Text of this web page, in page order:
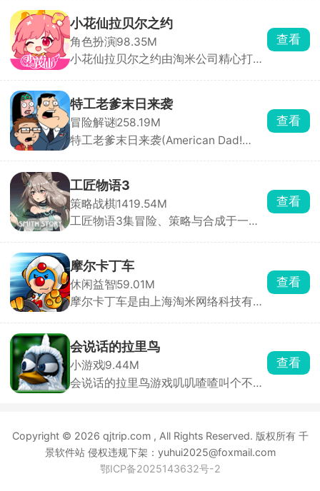
此版本中都能遇见，还有许多熟悉的场
景都会逐一登场。游戏内的地图都是随
机生成的，冒险也充满了随机性，对抗
各种各样的怪物，收集足够的资源，探
小花仙拉贝尔之约
角色扮演98.35M
小花仙拉贝尔之约由淘米公司精心打
式二次元的唯美画风，营造出出色质
感，带你沉浸闲适世界。它完美移植小
花仙内容玩法，以花仙世界为背景，融
合种植、剧情、换装等丰富元素。
查看
特工老爹末日来袭
冒险解谜258.19M
特工老爹末日来袭(American Dad!
陷。你将扮演搞笑特工老爸，在自家地
下建造秘密基地，收集物资、制造武器
装备，打造专属地下家园。同时组建战
斗队伍，在地图上探索，与外星军团正
查看
工匠物语3
策略战棋1419.54M
工匠物语3集冒险、策略与合成于一
核心，玩家需收集魔物素材、锻造书
等，合成精炼武器装备与药水。新增裁
缝、炼金、魔法合成等多元玩法，让游
戏体验更加丰富。操作轻松便捷，采用
积累资源。
查看
摩尔卡丁车
休闲益智59.01M
摩尔卡丁车是由上海淘米网络科技有限
良，整体充满治愈卡通风格。玩家扮演
可爱的小摩尔角色，驾驶赛车与对手展
开激烈角逐，通过加速超越、合理使用
道具打击敌人，目标只有一个，甩开所
查看
会说话的拉里鸟
小游戏9.44M
会说话的拉里鸟游戏叽叽喳喳叫个不
不同的交互触动，拉里鸟将会表现出独
特的表情。会说话的拉里鸟除了说话以
外，还会弹钢琴呢，演奏动听的音乐，
安抚玩家的身心。
查看
Copyright © 2026 qjtrip.com , All Rights Reserved. 版权所有 千
景软件站 侵权违规下架：yuhui2025@foxmail.com
鄂ICP备2025143632号-2